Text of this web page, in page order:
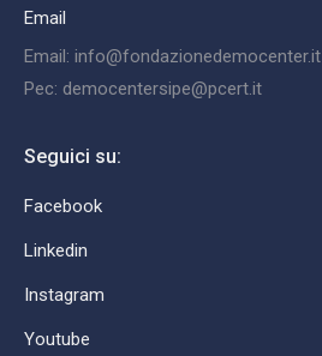
Email
Email: info@fondazionedemocenter.it
Pec: democentersipe@pcert.it
Seguici su:
Facebook
Linkedin
Instagram
Youtube